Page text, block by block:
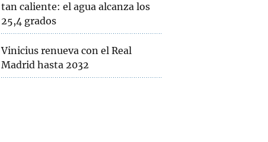
tan caliente: el agua alcanza los
25,4 grados
Vinicius renueva con el Real
Madrid hasta 2032